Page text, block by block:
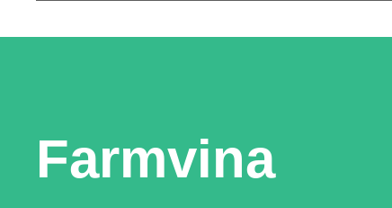
Farmvina